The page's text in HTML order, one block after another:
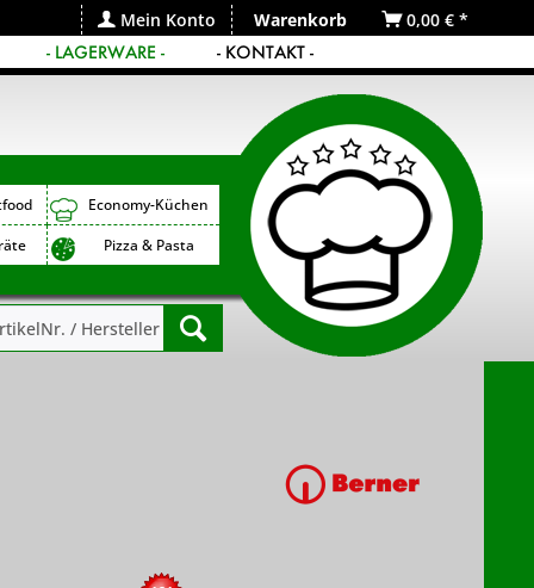
Mein Konto Warenkorb
0,00 € *
- LAGERWARE -
- KONTAKT -
Economy-Küchen
Pizza & Pasta